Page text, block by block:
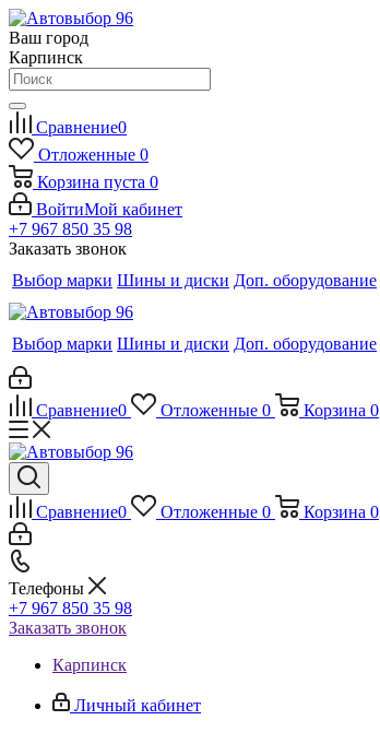
Ваш город
Карпинск
Сравнение0
Отложенные 0
Корзина пуста 0
ВойтиМой кабинет
+7 967 850 35 98
Заказать звонок
Выбор марки Шины и диски Доп. оборудование
Выбор марки Шины и диски Доп. оборудование
Сравнение0 Отложенные 0 Корзина 0
Сравнение0 Отложенные 0 Корзина 0
Телефоны
+7 967 850 35 98
Заказать звонок
Карпинск
Личный кабинет